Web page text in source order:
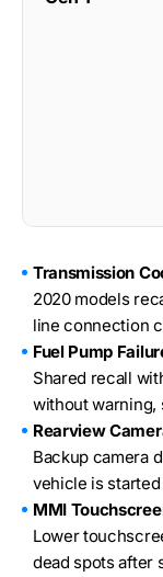
Transmission
2020 models
line connection
Fuel Pump
Shared recall
without warning,
Rearview
Backup camera
vehicle is started
MMI
Lower
dead spots after